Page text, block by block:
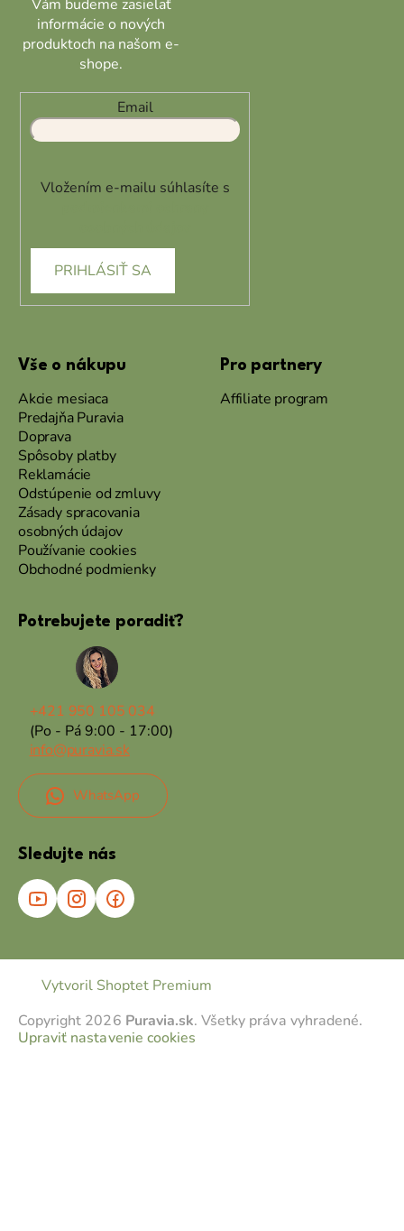
Vám budeme zasielať
informácie o nových
produktoch na našom e-
shope.
Email
Vložením e-mailu súhlasíte s
PRIHLÁSIŤ SA
Vše o nákupu
Akcie mesiaca
Predajňa Puravia
Doprava
Spôsoby platby
Reklamácie
Odstúpenie od zmluvy
Zásady spracovania
osobných údajov
Používanie cookies
Obchodné podmienky
Pro partnery
Affiliate program
Potrebujete poradiť?
+421 950 105 034
(Po - Pá 9:00 - 17:00)
info@puravia.sk
WhatsApp
Sledujte nás
Vytvoril Shoptet Premium
Copyright 2026 Puravia.sk. Všetky práva vyhradené.
Upraviť nastavenie cookies